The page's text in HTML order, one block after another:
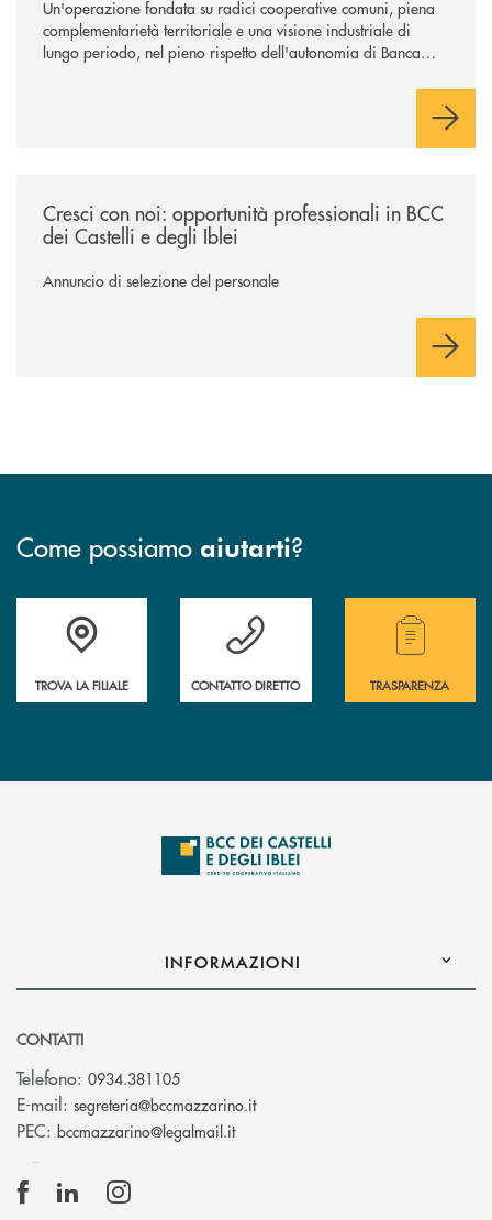
Un'operazione fondata su radici cooperative comuni, piena
complementarietà territoriale e una visione industriale di
lungo periodo, nel pieno rispetto dell'autonomia di Banca
negoziazione esclusiva per la finalizzazione dell’operazione.
Cresci con noi: opportunità professionali in BCC
dei Castelli e degli Iblei
Annuncio di selezione del personale
Come possiamo aiutarti?
Accedi all' elenco completo delle filiali .
TROVA LA FILIALE
Hai bisogno di assistenza immediata?
CONTATTO DIRETTO
Hai bisogno di
TRASPARENZA
INFORMAZIONI
CONTATTI
Telefono: 0934.381105
E-mail: segreteria@bccmazzarino.it(si apre l’app di posta
PEC: bccmazzarino@legalmail.it(si apre l’app di posta elettronica)